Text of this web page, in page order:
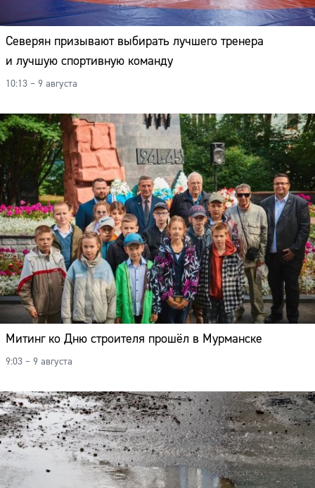
Северян призывают выбирать лучшего тренера
и лучшую спортивную команду
10:13 – 9 августа
Митинг ко Дню строителя прошёл в Мурманске
9:03 – 9 августа